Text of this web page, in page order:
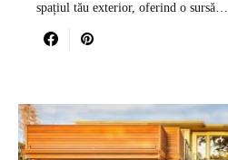
spațiul tău exterior, oferind o sursă…